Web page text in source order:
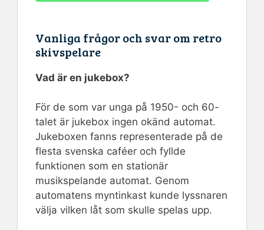
Vanliga frågor och svar om retro
skivspelare
Vad är en jukebox?
För de som var unga på 1950- och 60-
talet är jukebox ingen okänd automat.
Jukeboxen fanns representerade på de
flesta svenska caféer och fyllde
funktionen som en stationär
musikspelande automat. Genom
automatens myntinkast kunde lyssnaren
välja vilken låt som skulle spelas upp.